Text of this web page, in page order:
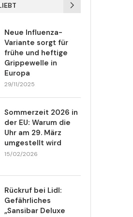
Neue Influenza-
Variante sorgt für
frühe und heftige
Grippewelle in
Europa
29/11/2025
Sommerzeit 2026 in
der EU: Warum die
Uhr am 29. März
umgestellt wird
15/02/2026
Rückruf bei Lidl:
Gefährliches
„Sansibar Deluxe